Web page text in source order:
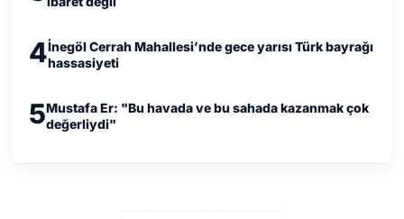
4İnegöl Cerrah Mahallesi’nde gece yarısı Türk bayrağı
hassasiyeti
5Mustafa Er: "Bu havada ve bu sahada kazanmak çok
değerliydi"